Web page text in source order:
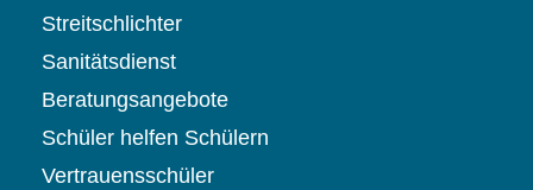
Streitschlichter
Sanitätsdienst
Beratungsangebote
Schüler helfen Schülern
Vertrauensschüler